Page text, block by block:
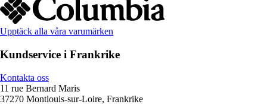
Upptäck alla våra varumärken
Kundservice i Frankrike
Kontakta oss
11 rue Bernard Maris
37270 Montlouis-sur-Loire, Frankrike